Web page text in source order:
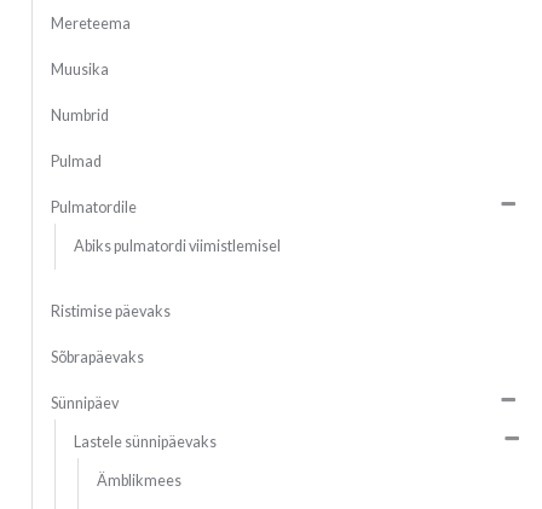
Mereteema
Muusika
Numbrid
Pulmad
Pulmatordile
Abiks pulmatordi viimistlemisel
Ristimise päevaks
Sõbrapäevaks
Sünnipäev
Lastele sünnipäevaks
Ämblikmees